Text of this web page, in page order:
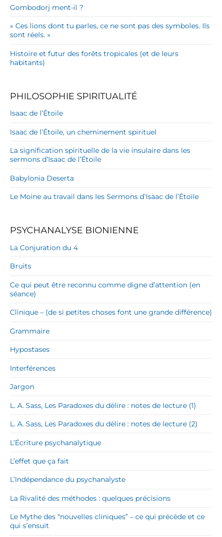
Gombodorj ment-il ?
« Ces lions dont tu parles, ce ne sont pas des symboles. Ils
sont réels. »
Histoire et futur des forêts tropicales (et de leurs
habitants)
PHILOSOPHIE SPIRITUALITÉ
Isaac de l’Étoile
Isaac de l’Étoile, un cheminement spirituel
La signification spirituelle de la vie insulaire dans les
sermons d’Isaac de l’Étoile
Babylonia Deserta
Le Moine au travail dans les Sermons d’Isaac de l’Étoile
PSYCHANALYSE BIONIENNE
La Conjuration du 4
Bruits
Ce qui peut être reconnu comme digne d’attention (en
séance)
Clinique – (de si petites choses font une grande différence)
Grammaire
Hypostases
Interférences
Jargon
L. A. Sass, Les Paradoxes du délire : notes de lecture (1)
L. A. Sass, Les Paradoxes du délire : notes de lecture (2)
L’Écriture psychanalytique
L’effet que ça fait
L’Indépendance du psychanalyste
La Rivalité des méthodes : quelques précisions
Le Mythe des “nouvelles cliniques” – ce qui précède et ce
qui s’ensuit